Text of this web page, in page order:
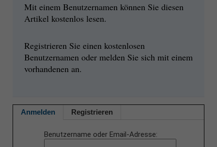
Mit einem Benutzernamen können Sie diesen
Artikel kostenlos lesen.
Registrieren Sie einen kostenlosen
Benutzernamen oder melden Sie sich mit einem
vorhandenen an.
Anmelden Registrieren
Benutzername oder Email-Adresse